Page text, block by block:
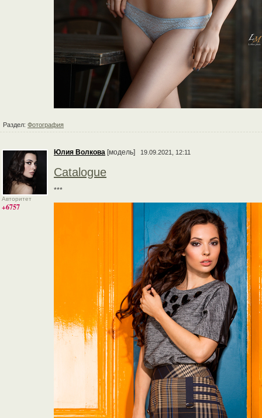
Раздел: Фотография
Авторитет
+6757
Юлия Волкова [модель] 19.09.2021, 12:11
Catalogue
***